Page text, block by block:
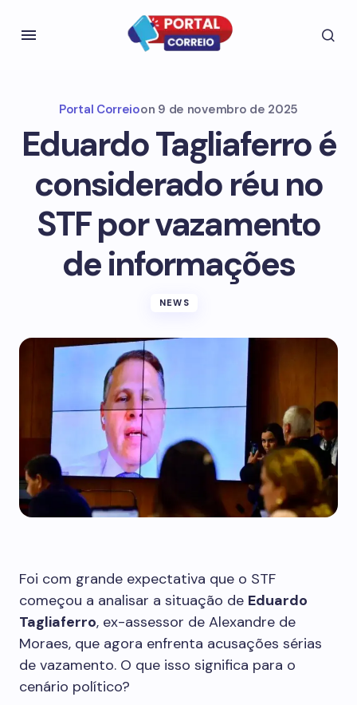
Portal Correioon 9 de novembro de 2025
Eduardo Tagliaferro é
considerado réu no
STF por vazamento
de informações
NEWS
Foi com grande expectativa que o STF
começou a analisar a situação de Eduardo
Tagliaferro, ex-assessor de Alexandre de
Moraes, que agora enfrenta acusações sérias
de vazamento. O que isso significa para o
cenário político?